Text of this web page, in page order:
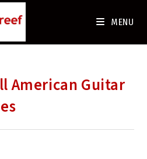
MENU
American Guitar